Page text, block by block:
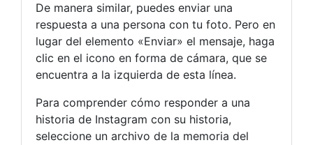
De manera similar, puedes enviar una
respuesta a una persona con tu foto. Pero en
lugar del elemento «Enviar» el mensaje, haga
clic en el icono en forma de cámara, que se
encuentra a la izquierda de esta línea.
Para comprender cómo responder a una
historia de Instagram con su historia,
seleccione un archivo de la memoria del